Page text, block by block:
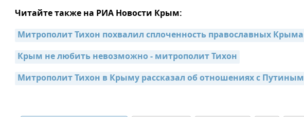
Читайте также на РИА Новости Крым:
Митрополит Тихон похвалил сплоченность православных Крыма
Крым не любить невозможно - митрополит Тихон
Митрополит Тихон в Крыму рассказал об отношениях с Путиным